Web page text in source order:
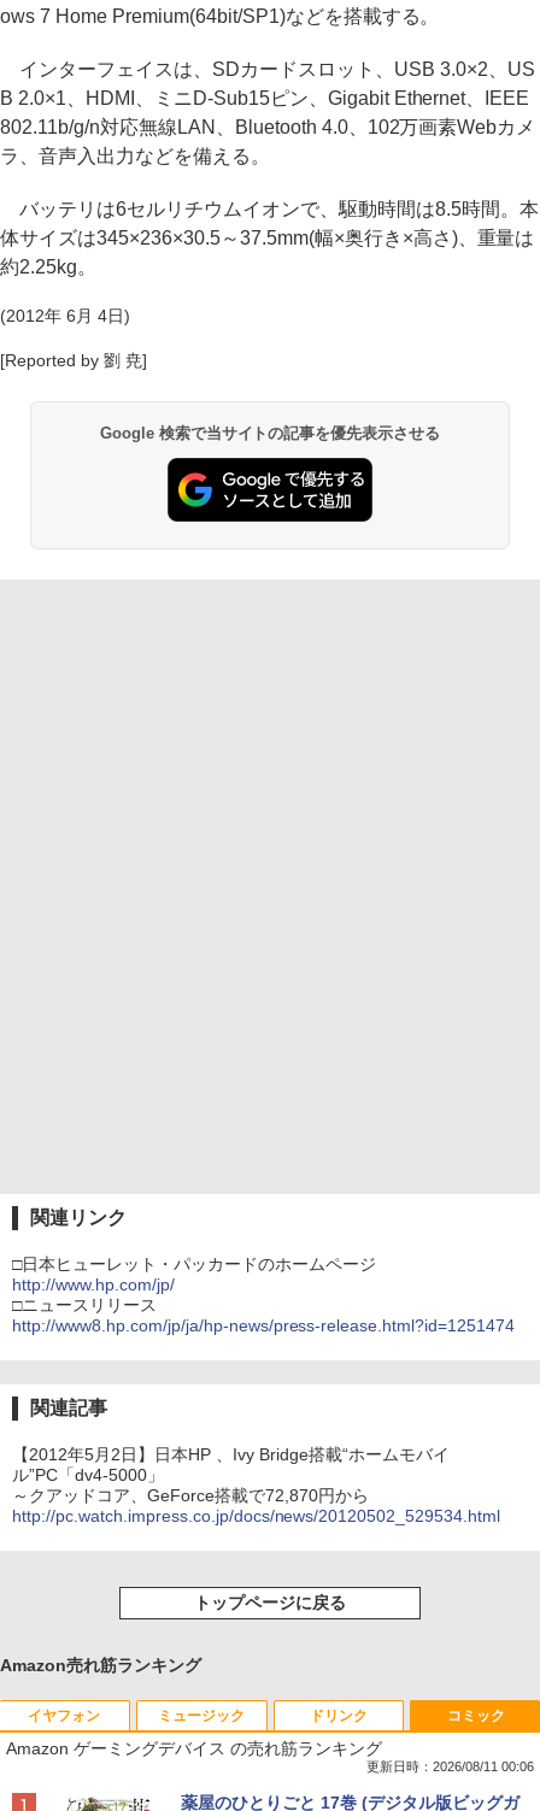
ows 7 Home Premium(64bit/SP1)などを搭載する。
インターフェイスは、SDカードスロット、USB 3.0×2、US
B 2.0×1、HDMI、ミニD-Sub15ピン、Gigabit Ethernet、IEEE
802.11b/g/n対応無線LAN、Bluetooth 4.0、102万画素Webカメ
ラ、音声入出力などを備える。
バッテリは6セルリチウムイオンで、駆動時間は8.5時間。本
体サイズは345×236×30.5～37.5mm(幅×奥行き×高さ)、重量は
約2.25kg。
(2012年 6月 4日)
[Reported by 劉 尭]
Google 検索で当サイトの記事を優先表示させる
関連リンク
□日本ヒューレット・パッカードのホームページ
http://www.hp.com/jp/
□ニュースリリース
http://www8.hp.com/jp/ja/hp-news/press-release.html?id=1251474
関連記事
【2012年5月2日】日本HP 、Ivy Bridge搭載“ホームモバイ
ル”PC「dv4-5000」
～クアッドコア、GeForce搭載で72,870円から
http://pc.watch.impress.co.jp/docs/news/20120502_529534.html
トップページに戻る
Amazon売れ筋ランキング
イヤフォン
Anker Soundcore P40i オフホワイト
ミュージック
BRUCE WAYNE feat. Flo Milli, ATL Jacob
ドリンク
by Amazon 天然水 ラベルレス 500ml ×24本
コミック
Amazon ゲーミングデバイス の売れ筋ランキング
更新日時：2026/08/11 00:06
薬屋のひとりごと 17巻 (デジタル版ビッグガ